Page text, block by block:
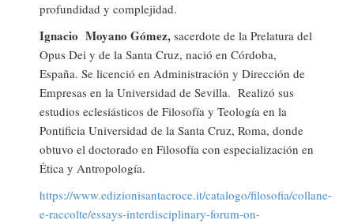
profundidad y complejidad.
Ignacio Moyano Gómez, sacerdote de la Prelatura del
Opus Dei y de la Santa Cruz, nació en Córdoba,
España. Se licenció en Administración y Dirección de
Empresas en la Universidad de Sevilla. Realizó sus
estudios eclesiásticos de Filosofía y Teología en la
Pontificia Universidad de la Santa Cruz, Roma, donde
obtuvo el doctorado en Filosofía con especialización en
Ética y Antropología.
https://www.edizionisantacroce.it/catalogo/filosofia/collane-
e-raccolte/essays-interdisciplinary-forum-on-